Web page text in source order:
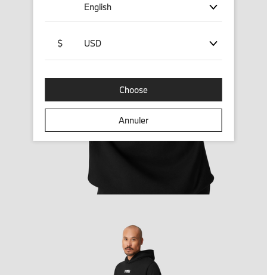
English
$ USD
Choose
Annuler